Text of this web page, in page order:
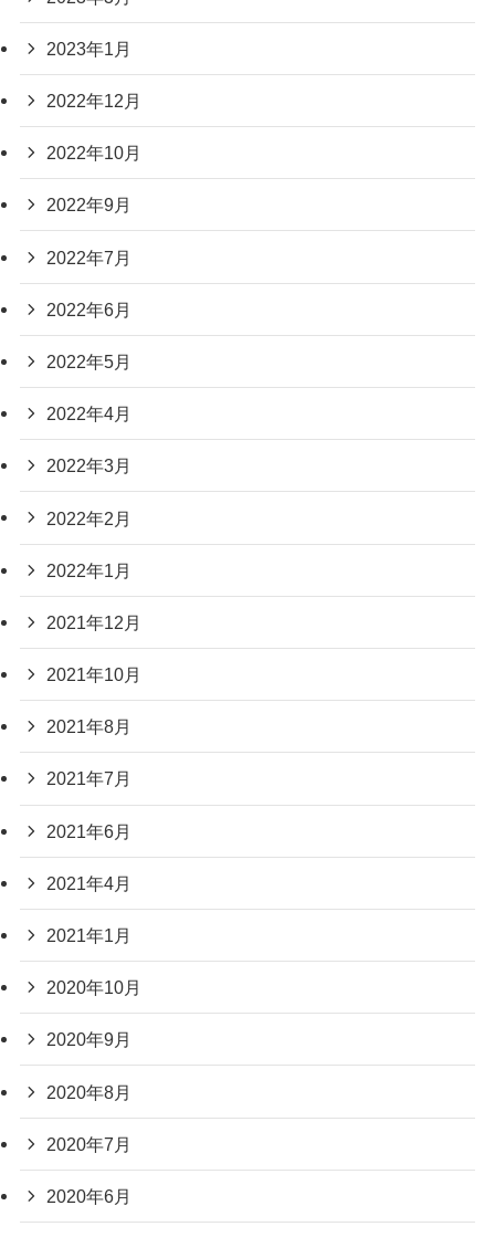
2023年1月
2022年12月
2022年10月
2022年9月
2022年7月
2022年6月
2022年5月
2022年4月
2022年3月
2022年2月
2022年1月
2021年12月
2021年10月
2021年8月
2021年7月
2021年6月
2021年4月
2021年1月
2020年10月
2020年9月
2020年8月
2020年7月
2020年6月